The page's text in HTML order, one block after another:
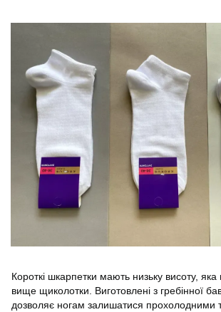
Короткі шкарпетки мають низьку висоту, яка
вище щиколотки. Виготовлені з гребінної
дозволяє ногам залишатися прохолодними